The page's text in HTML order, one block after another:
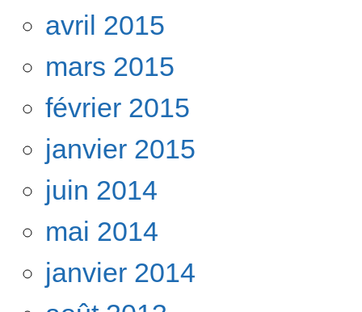
avril 2015
mars 2015
février 2015
janvier 2015
juin 2014
mai 2014
janvier 2014